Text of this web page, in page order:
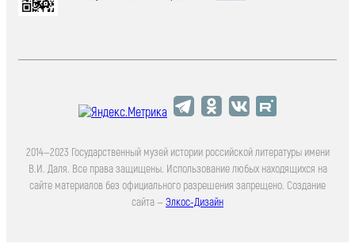
2014—2023 Государственный музей истории российской литературы имени
В.И. Даля. Все права защищены. Использование любых находящихся на
сайте материалов без официального разрешения запрещено. Создание
сайта — Элкос-Дизайн